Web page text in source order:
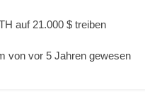
auf 21.000 $ treiben
von vor 5 Jahren gewesen